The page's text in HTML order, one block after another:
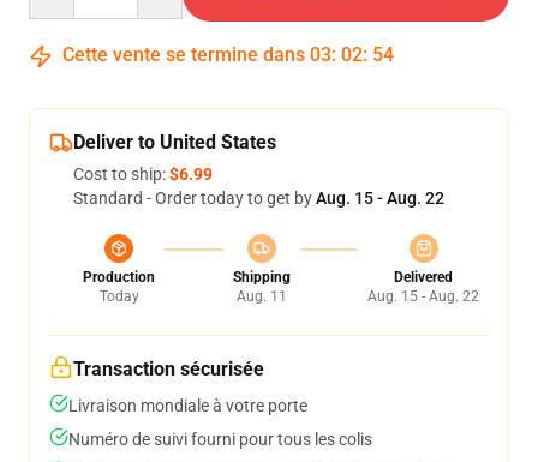
Cette vente se termine dans 03: 02: 54
Deliver to United States
Cost to ship:$6.99
Standard - Order today to get byAug. 15 - Aug. 22
Production
Today
Shipping
Aug. 11
Delivered
Aug. 15 - Aug. 22
Transaction sécurisée
Livraison mondiale à votre porte
Numéro de suivi fourni pour tous les colis